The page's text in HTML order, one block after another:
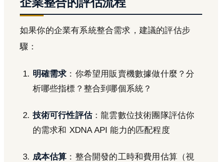
如果你的企業有系統整合需求，建議的評估步
驟：
明確需求 ：你希望用販賣機數據做什麼？分
析哪些指標？整合到哪個系統？
技術可行性評估：龍雲數位技術團隊評估你
的需求和 XDNA API 能力的匹配程度
成本估算 ：整合開發的工時和費用估算（視